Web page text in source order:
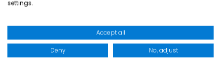
Atmungsaktivität dafür, dass Feuchtigkeit von innen nach
außen transportiert wird. Nur das Zusammenspiel beider
Eigenschaftengarantiert langfristigen Komfortauf dem
settings.
Accept all
Deny No, adjust